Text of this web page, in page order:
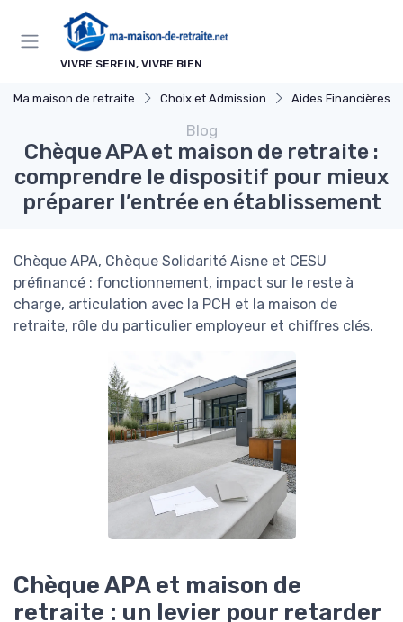
VIVRE SEREIN, VIVRE BIEN
Ma maison de retraite Choix et Admission Aides Financières et
Blog
Chèque APA et maison de retraite :
comprendre le dispositif pour mieux
préparer l’entrée en établissement
Chèque APA, Chèque Solidarité Aisne et CESU
préfinancé : fonctionnement, impact sur le reste à
charge, articulation avec la PCH et la maison de
retraite, rôle du particulier employeur et chiffres clés.
Chèque APA et maison de
retraite : un levier pour retarder
Panneau de gestion des cookies